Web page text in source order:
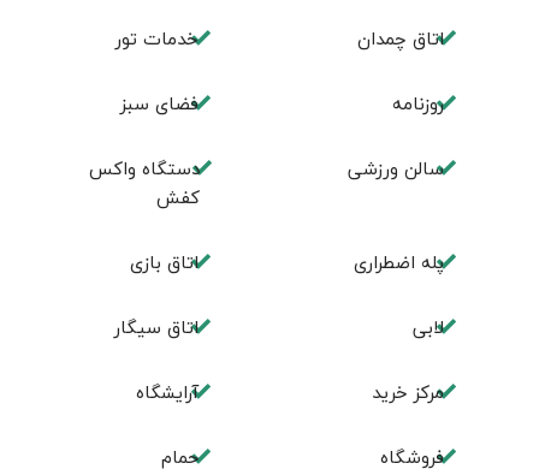
اتاق چمدان خدمات تور
روزنامه فضای سبز
سالن ورزشی
دستگاه واکس
کفش
پله اضطراری اتاق بازی
لابی اتاق سیگار
مرکز خرید آرایشگاه
فروشگاه حمام